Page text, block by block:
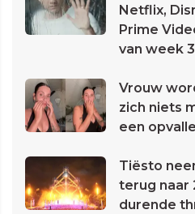
Netflix,
Prime
van week
Vrouw
zich niets
een
Tiësto
terug naar
durende